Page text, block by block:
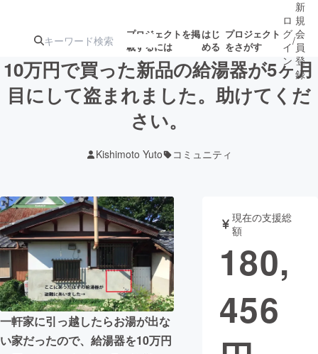
プロジェクトを掲
載するには
はじ
める
プロジェクト
をさがす
注目の新着プロ
テクノロジー・ガジェット
映像・映画 書籍・雑誌
ビジネス・起業 チャレンジ
まちづくり・地域活性化
ロ
グ
イ
ン
/
新
規
会
員
登
録
10万円で買った新品の給湯器が5ヶ月
目にして盗まれました。助けてくだ
さい。
Kishimoto Yuto コミュニティ
一軒家に引っ越したらお湯が出な
い家だったので、給湯器を10万円
現在の支援総
額
180,
456